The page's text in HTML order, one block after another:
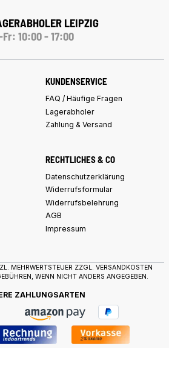
LEIPZIG
Fr: 10:00 - 17:00
KUNDENSERVICE
FAQ / Häufige Fragen
Lagerabholer
Zahlung & Versand
RECHTLICHES & CO
Datenschutzerklärung
Widerrufsformular
Widerrufsbelehrung
AGB
Impressum
MEHRWERTSTEUER ZZGL. VERSANDKOSTEN
WENN NICHT ANDERS ANGEGEBEN.
ZAHLUNGSARTEN